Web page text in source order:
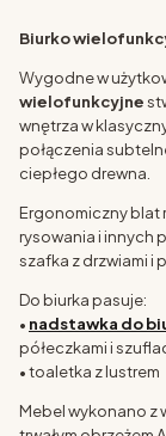
Biurko
Wygodne w
wielofunkcyjne
wnętrza w
połączenia
ciepłego drewna.
Ergonomiczny blat
rysowania i innych
szafka z drzwiami i
Do biurka pasuje:
• nadstawka do
półeczkami i
• toaletka z lustrem
Mebel wykonano z